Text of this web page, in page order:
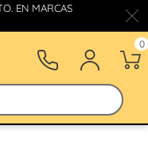
EN MARCAS
0